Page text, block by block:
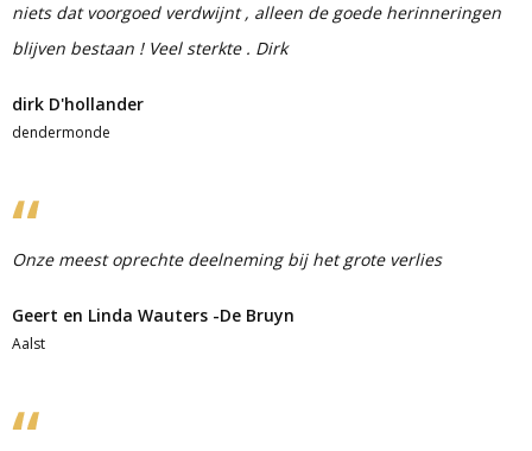
niets dat voorgoed verdwijnt , alleen de goede herinneringen
blijven bestaan ! Veel sterkte . Dirk
dirk D'hollander
dendermonde
Onze meest oprechte deelneming bij het grote verlies
Geert en Linda Wauters -De Bruyn
Aalst